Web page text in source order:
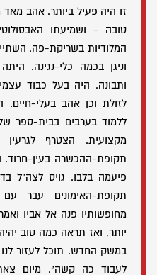
זו היה פעיל ביותר. אהב
טובה - ושמיעתו
המלודיות בשריקת-פה.
וניגן בכמה כלי-נגינה.
ותבונה. היה בעל כבוד
לזולת וכן אהב בעלי-חיים.
ללמוד בערבים בבית-ספר
מקצועית. הצטרף
תקופת-ההכשרה בעין-חרוד.
תקופת-האימונים עבר
מחופשותיו פנה אל אביו
יותר, ואז תראה כמה טוב
במשק החדש. תוכל לעזור
לעבוד כה קשה". מיום